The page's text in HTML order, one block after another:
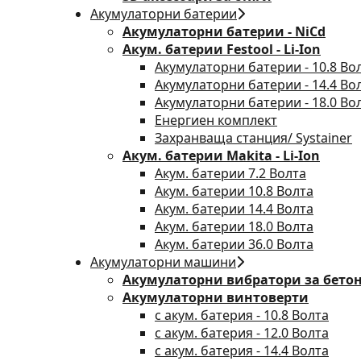
Акумулаторни батерии
Акумулаторни батерии - NiCd
Акум. батерии Festool - Li-Ion
Акумулаторни батерии - 10.8
Акумулаторни батерии - 14.4
Акумулаторни батерии - 18.0
Енергиен комплект
Захранваща станция/ Systainer
Акум. батерии Makita - Li-Ion
Акум. батерии 7.2 Волта
Акум. батерии 10.8 Волта
Акум. батерии 14.4 Волта
Акум. батерии 18.0 Волта
Акум. батерии 36.0 Волта
Акумулаторни машини
Акумулаторни вибратори за бетон
Акумулаторни винтоверти
с акум. батерия - 10.8 Волта
с акум. батерия - 12.0 Волта
с акум. батерия - 14.4 Волта